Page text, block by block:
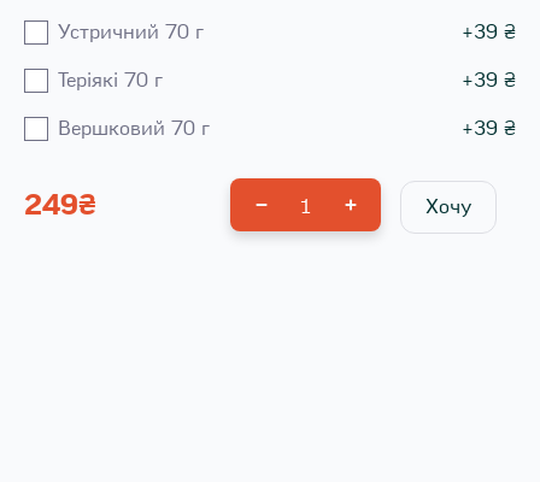
Устричний 70 г +39 ₴
Теріякі 70 г +39 ₴
Вершковий 70 г +39 ₴
249₴ 1 Хочу